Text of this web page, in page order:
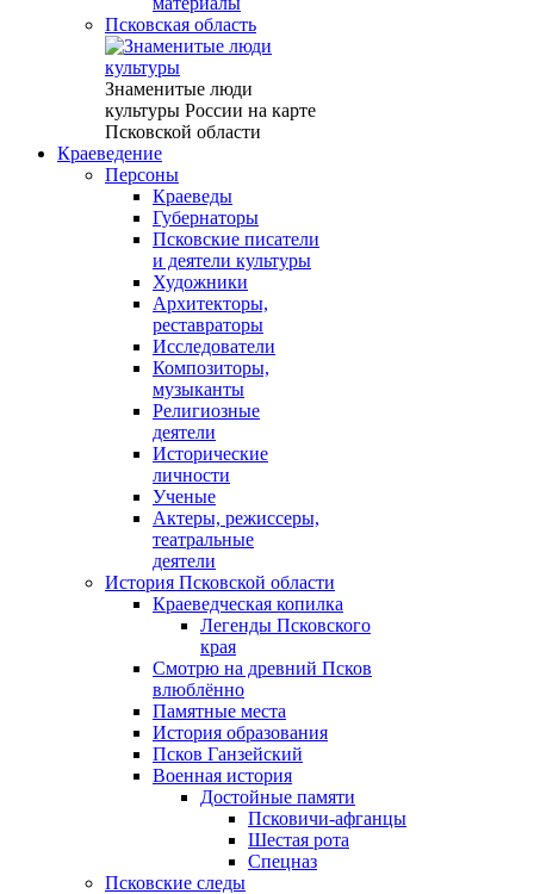
Псковская область
Знаменитые люди
культуры России на карте
Псковской области
Краеведение
Персоны
Краеведы
Губернаторы
Псковские писатели
и деятели культуры
Художники
Архитекторы,
реставраторы
Исследователи
Композиторы,
музыканты
Религиозные
деятели
Исторические
личности
Ученые
Актеры, режиссеры,
театральные
деятели
История Псковской области
Краеведческая копилка
Легенды Псковского
края
Смотрю на древний Псков
влюблённо
Памятные места
История образования
Псков Ганзейский
Военная история
Достойные памяти
Псковичи-афганцы
Шестая рота
Спецназ
Псковские следы